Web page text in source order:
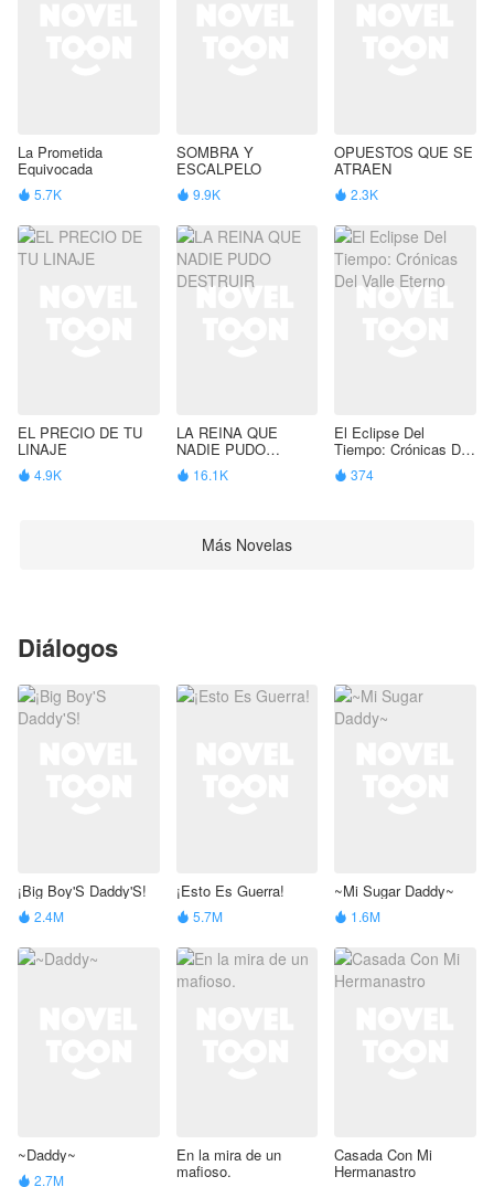
La Prometida
Equivocada
 5.7K
SOMBRA Y
ESCALPELO
 9.9K
OPUESTOS QUE SE
ATRAEN
 2.3K
EL PRECIO DE TU
LINAJE
 4.9K
LA REINA QUE
NADIE PUDO
DESTRUIR
 16.1K
El Eclipse Del
Tiempo: Crónicas Del
Valle Eterno
 374
Más Novelas
Diálogos
¡Big Boy'S Daddy'S!
 2.4M
¡Esto Es Guerra!
 5.7M
~Mi Sugar Daddy~
 1.6M
~Daddy~
 2.7M
En la mira de un
mafioso.
Casada Con Mi
Hermanastro